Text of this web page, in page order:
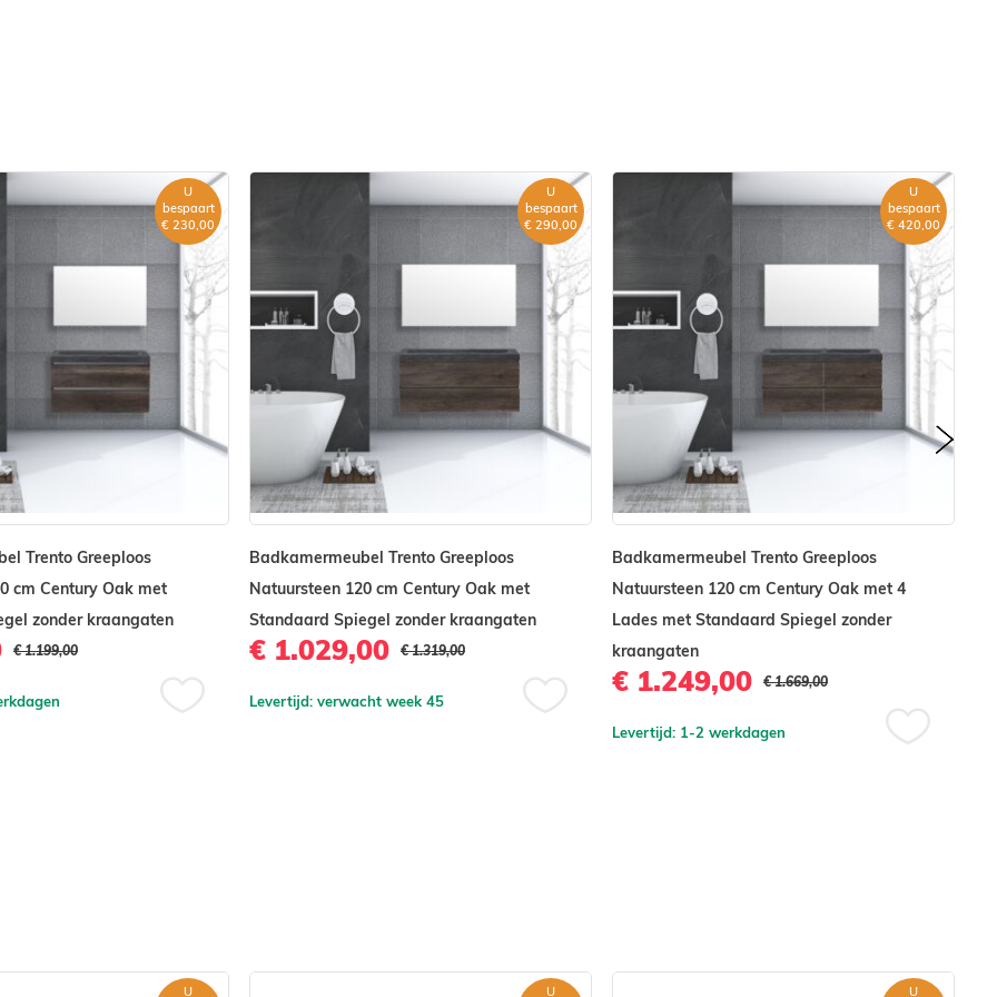
zitten 2
dit bestellen onder de
bij vergelijkbare
Trento Greeploos
cm Century Oak met
zonder kraangaten
U
bespaart
€ 230,00
€ 1.199,00
Badkamermeubel Trento Greeploos
Natuursteen 120 cm Century Oak met
Standaard Spiegel zonder kraangaten
U
bespaart
€ 290,00
€ 1.029,00 € 1.319,00
Levertijd: verwacht week 45
Badkamermeubel Trento Greeploos
Natuursteen 120 cm Century Oak met 4
Lades met Standaard Spiegel zonder
kraangaten
U
bespaart
€ 420,00
€ 1.249,00 € 1.669,00
Levertijd: 1-2 werkdagen
U U U